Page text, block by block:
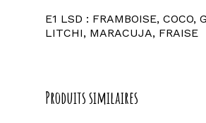
E1 LSD : FRAMBOISE, COCO,
LITCHI, MARACUJA, FRAISE
Produits similaires